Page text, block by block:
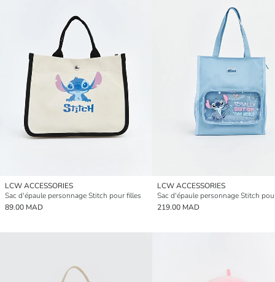
LCW ACCESSORIES
Sac d'épaule personnage Stitch pour filles
89.00 MAD
LCW ACCESSORIES
Sac d'épaule personnage Stitch
219.00 MAD